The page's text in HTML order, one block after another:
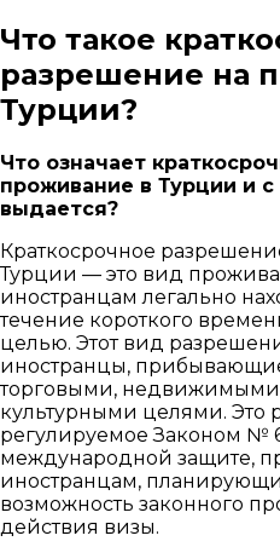
Что такое
разрешение на
Турции?
Что означает
проживание в Турции и
выдается?
Краткосрочное
Турции — это вид
иностранцам легально
течение короткого
целью. Этот вид
иностранцы,
торговыми,
культурными целями. Это
регулируемое Законом №
международной защите,
иностранцам,
возможность законного
действия визы.